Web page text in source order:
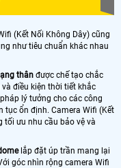
(Kết Nối Không Dây) cũng
như tiêu chuẩn khác nhau
thân được chế tạo chắc
điều kiện thời tiết khắc
lý tưởng cho các công
tục ổn định. Camera Wifi (Kết
tối ưu nhu cầu bảo vệ và
lắp đặt úp trần mang lại
góc nhìn rộng camera Wifi